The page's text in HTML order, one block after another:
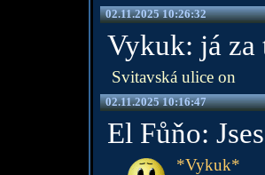
02.11.2025 10:26:32
Vykuk: já za
Svitavská ulice on
02.11.2025 10:16:47
El Fůňo:
*Vykuk*